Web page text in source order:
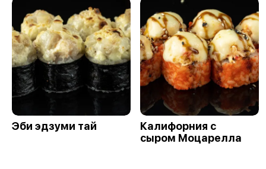
Эби эдзуми тай
Калифорния с
сыром Моцарелла